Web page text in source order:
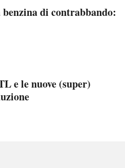
di contrabbando:
e le nuove (super)